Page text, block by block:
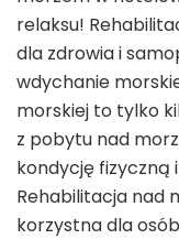
relaksu!
dla zdrowia i
wdychanie
morskiej to tylko
z pobytu nad
kondycję fizyczną
Rehabilitacja nad
korzystna dla